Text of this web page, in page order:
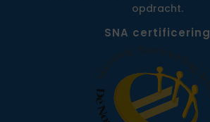
opdracht.
SNA certificering